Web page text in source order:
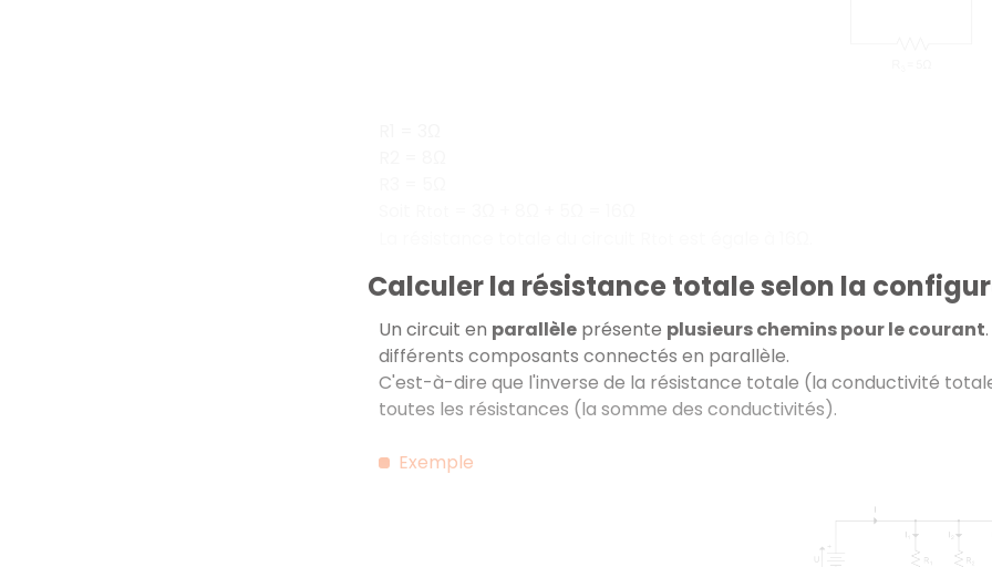
Calculer la résistance totale selon la
Un circuit en parallèleprésente plusieurs chemins pour le courant
différents composants connectés en parallèle.
C'est-à-dire que l'inverse de la résistance totale (la conductivité
toutes les résistances (la somme des conductivités).
Exemple